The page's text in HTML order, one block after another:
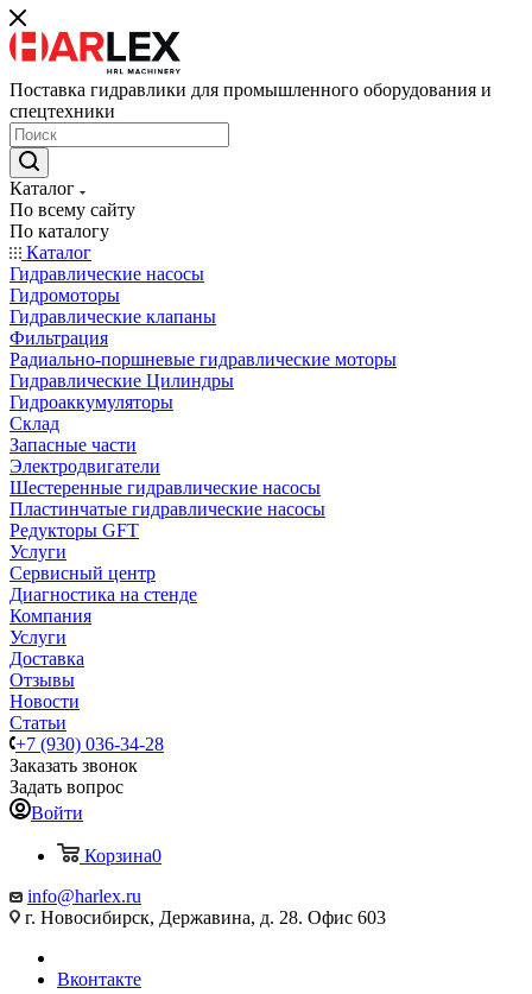
Поставка гидравлики для промышленного оборудования и
спецтехники
Каталог
По всему сайту
По каталогу
Каталог
Гидравлические насосы
Гидромоторы
Гидравлические клапаны
Фильтрация
Радиально-поршневые гидравлические моторы
Гидравлические Цилиндры
Гидроаккумуляторы
Склад
Запасные части
Электродвигатели
Шестеренные гидравлические насосы
Пластинчатые гидравлические насосы
Редукторы GFT
Услуги
Сервисный центр
Диагностика на стенде
Компания
Услуги
Доставка
Отзывы
Новости
Статьи
+7 (930) 036-34-28
Заказать звонок
Задать вопрос
Войти
Корзина0
info@harlex.ru
г. Новосибирск, Державина, д. 28. Офис 603
Вконтакте